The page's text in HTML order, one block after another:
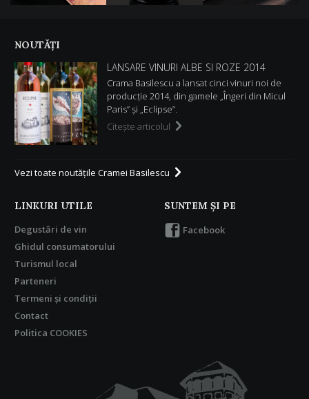
NOUTĂŢI
LANSARE VINURI ALBE SI ROZE 2014
Crama Basilescu a lansat cinci vinuri noi de
producție 2014, din gamele „Îngeri din Micul
Paris” și „Eclipse”.
Citeşte articolul
Vezi toate noutăţile Cramei Basilescu
LINKURI UTILE
Degustări de vin
Ghidul consumatorului
Turismul local
Parteneri
Termeni şi condiţii
Contact
Politica COOKIES
SUNTEM ŞI PE
Facebook